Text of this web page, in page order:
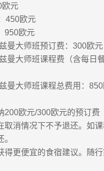
欧元
450欧元
950欧元
曼大师班预订费 ： 300欧元
曼大师班课程费（含每日
曼大师班课程总费用 ： 850
200欧元/300欧元的预订费
取消情况下不予退还。如
得更便宜的食宿建议。随